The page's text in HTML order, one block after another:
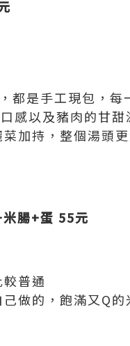
都是手工現包，每
感以及豬肉的甘甜
加持，整個湯頭
腸+蛋 55元
普通
做的，飽滿又Q的